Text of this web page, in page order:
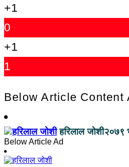
+1
0
+1
1
Below Article Content
हरिलाल जोशी२०७९
Below Article Ad